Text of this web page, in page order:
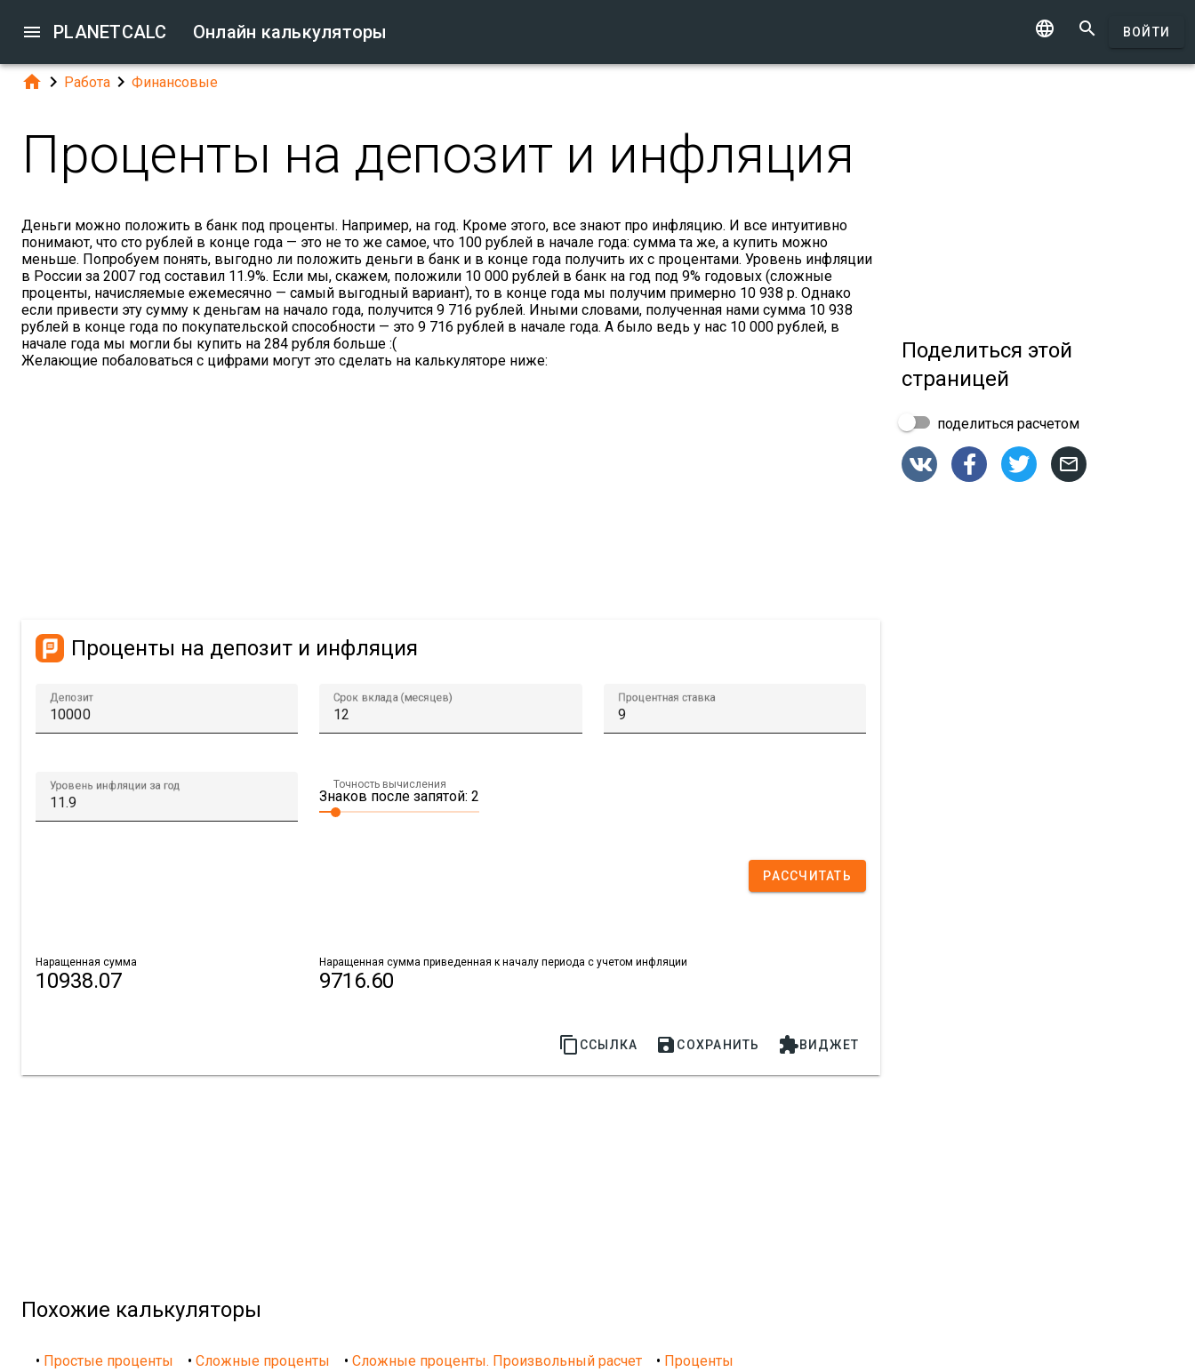
 PLANETCALC Онлайн калькуляторы   ВОЙТИ
  Работа  Финансовые
Проценты на депозит и инфляция
Деньги можно положить в банк под проценты. Например, на год. Кроме этого, все знают про инфляцию. И все интуитивно
понимают, что сто рублей в конце года — это не то же самое, что 100 рублей в начале года: сумма та же, а купить можно
меньше. Попробуем понять, выгодно ли положить деньги в банк и в конце года получить их с процентами. Уровень инфляции
в России за 2007 год составил 11.9%. Если мы, скажем, положили 10 000 рублей в банк на год под 9% годовых (сложные
проценты, начисляемые ежемесячно — самый выгодный вариант), то в конце года мы получим примерно 10 938 р. Однако
если привести эту сумму к деньгам на начало года, получится 9 716 рублей. Иными словами, полученная нами сумма 10 938
рублей в конце года по покупательской способности — это 9 716 рублей в начале года. А было ведь у нас 10 000 рублей, в
начале года мы могли бы купить на 284 рубля больше :(
Желающие побаловаться с цифрами могут это сделать на калькуляторе ниже:
Проценты на депозит и инфляция
Депозит Срок вклада (месяцев) Процентная ставка
Уровень инфляции за год Точность вычисления
Знаков после запятой: 2
РАССЧИТАТЬ
Наращенная сумма
10938.07
Наращенная сумма приведенная к началу периода с учетом инфляции
9716.60
 ССЫЛКА  СОХРАНИТЬ ВИДЖЕТ
Похожие калькуляторы
• Простые проценты • Сложные проценты • Сложные проценты. Произвольный расчет • Проценты
Поделиться этой
страницей
поделиться расчетом
   